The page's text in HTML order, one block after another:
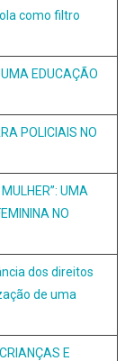
como filtro
EDUCAÇÃO
POLICIAIS NO
UMA
NO
dos direitos
de uma
E